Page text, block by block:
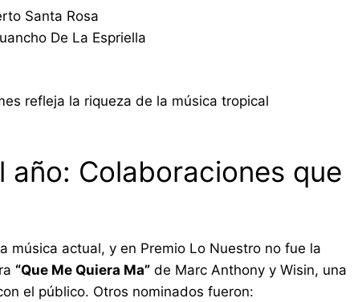
Santa Rosa
De La Espriella
refleja la riqueza de la música tropical
Colaboraciones que
música actual, y en Premio Lo Nuestro no fue la
“Que Me Quiera Ma” de Marc Anthony y Wisin, una
el público. Otros nominados fueron: